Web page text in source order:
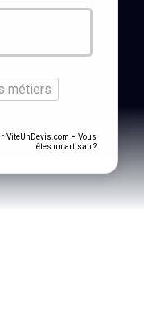
métiers
ViteUnDevis.com - Vous
êtes un artisan ?